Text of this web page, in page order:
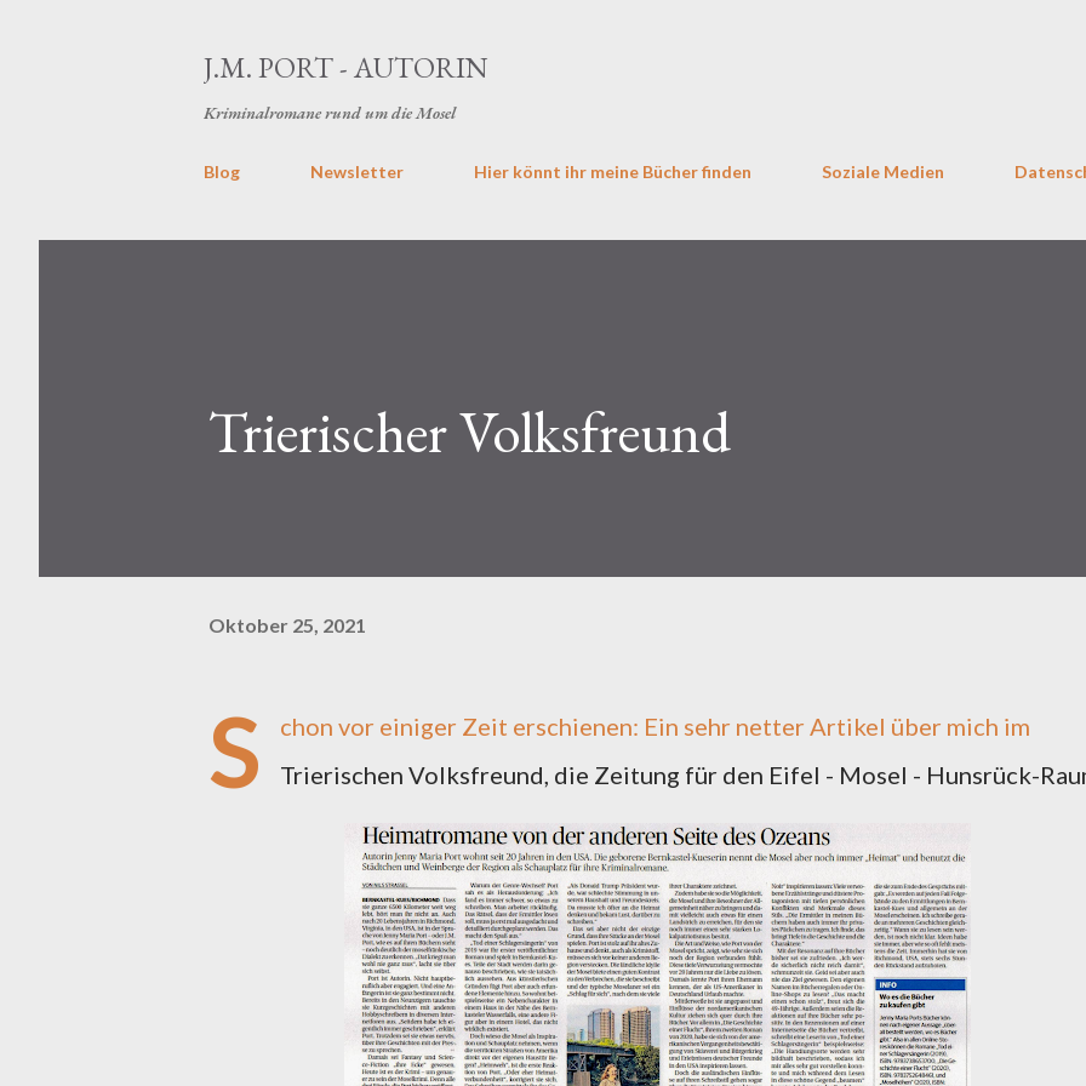
J.M. PORT - AUTORIN
Kriminalromane rund um die Mosel
Blog Newsletter Hier könnt ihr meine Bücher finden Soziale Medien
Trierischer Volksfreund
Oktober 25, 2021
S
chon vor einiger Zeit erschienen: Ein sehr netter Artikel über mich im
Trierischen Volksfreund, die Zeitung für den Eifel - Mosel - Hunsrück-